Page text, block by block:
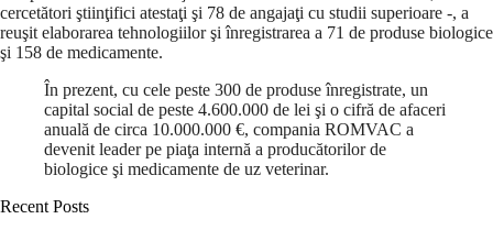
cercetători ştiinţifici atestaţi şi 78 de angajaţi cu studii superioare -, a
reuşit elaborarea tehnologiilor şi înregistrarea a 71 de produse biologice
şi 158 de medicamente.
În prezent, cu cele peste 300 de produse înregistrate, un
capital social de peste 4.600.000 de lei şi o cifră de afaceri
anuală de circa 10.000.000 €, compania ROMVAC a
devenit leader pe piaţa internă a producătorilor de
biologice şi medicamente de uz veterinar.
Recent Posts